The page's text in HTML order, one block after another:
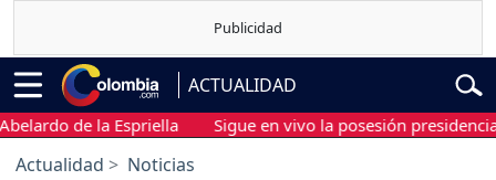
ACTUALIDAD
de la Espriella Sigue en vivo la posesión presidencial de
Actualidad Noticias